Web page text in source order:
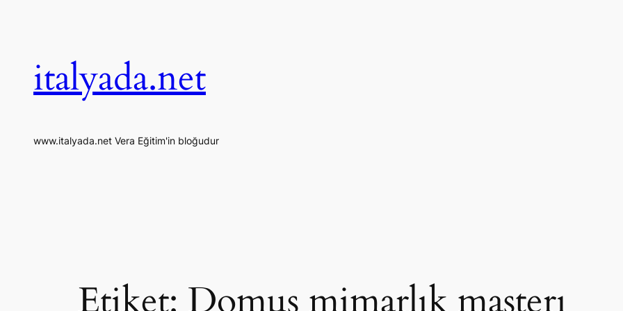
italyada.net
www.italyada.net Vera Eğitim'in bloğudur
Etiket: Domus mimarlık masterı